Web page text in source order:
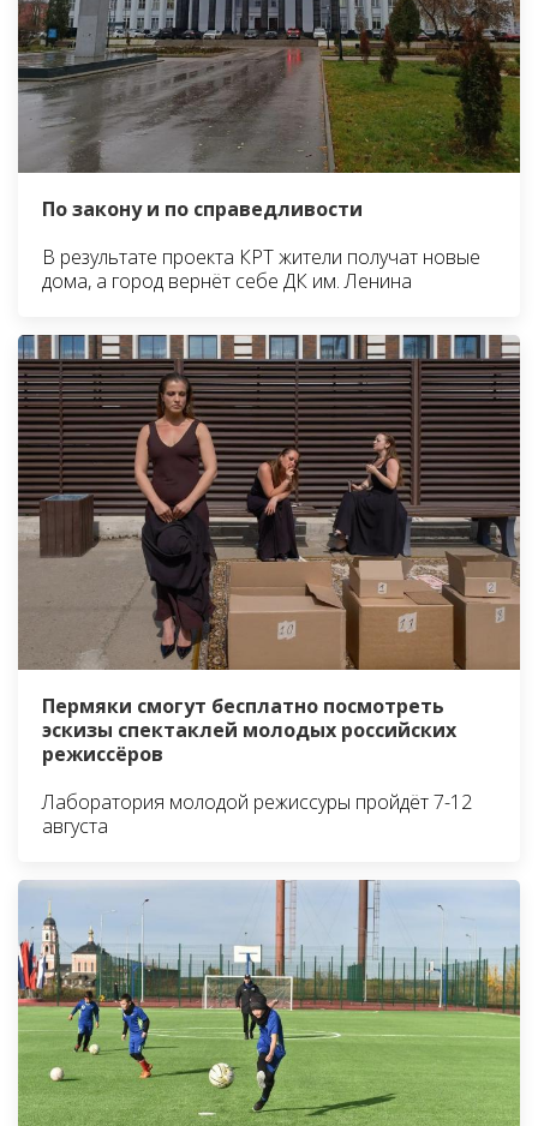
По закону и по справедливости
В результате проекта КРТ жители получат новые
дома, а город вернёт себе ДК им. Ленина
Пермяки смогут бесплатно посмотреть
эскизы спектаклей молодых российских
режиссёров
Лаборатория молодой режиссуры пройдёт 7-12
августа